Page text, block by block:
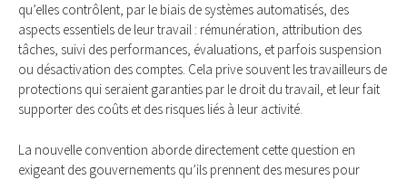
qu’elles contrôlent, par le biais de systèmes automatisés, des
aspects essentiels de leur travail : rémunération, attribution des
tâches, suivi des performances, évaluations, et parfois suspension
ou désactivation des comptes. Cela prive souvent les travailleurs de
protections qui seraient garanties par le droit du travail, et leur fait
supporter des coûts et des risques liés à leur activité.
La nouvelle convention aborde directement cette question en
exigeant des gouvernements qu’ils prennent des mesures pour